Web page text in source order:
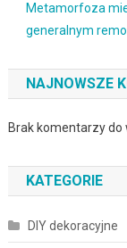
Metamorfoza
generalnym
NAJNOWSZE
Brak komentarzy do
KATEGORIE
DIY dekoracyjne